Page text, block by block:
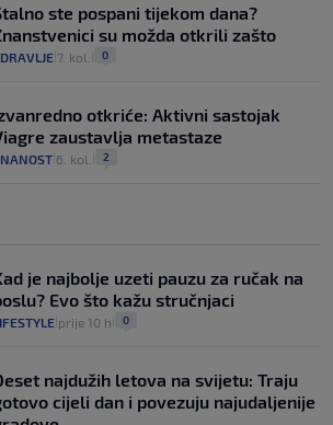
ste pospani tijekom dana?
su možda otkrili zašto
7. kol. 0
otkriće: Aktivni sastojak
zaustavlja metastaze
6. kol. 2
je najbolje uzeti pauzu za ručak na
Evo što kažu stručnjaci
prije 10 h 0
najdužih letova na svijetu: Traju
cijeli dan i povezuju najudaljenije